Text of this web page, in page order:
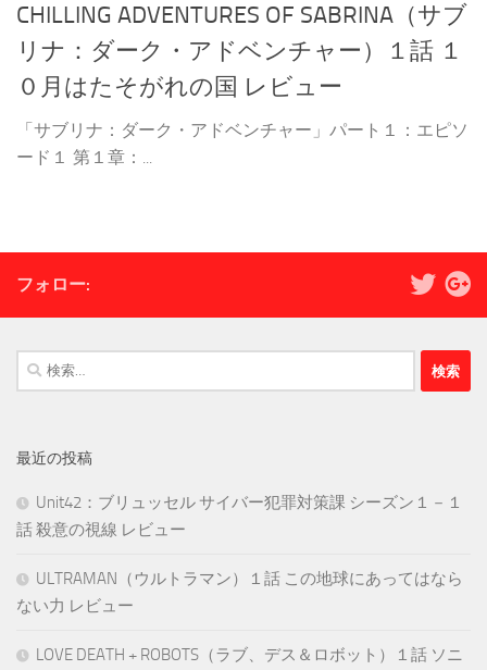
CHILLING ADVENTURES OF SABRINA（サブ
リナ：ダーク・アドベンチャー）１話 １
０月はたそがれの国 レビュー
「サブリナ：ダーク・アドベンチャー」パート１：エピソ
ード１ 第１章：...
フォロー:
検
索:
最近の投稿
Unit42：ブリュッセル サイバー犯罪対策課 シーズン１－１
話 殺意の視線 レビュー
ULTRAMAN（ウルトラマン）１話 この地球にあってはなら
ない力 レビュー
LOVE DEATH + ROBOTS（ラブ、デス＆ロボット）１話 ソニ